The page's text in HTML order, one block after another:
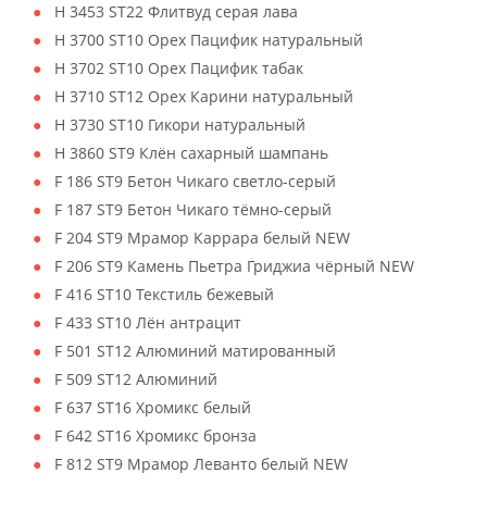
H 3453 ST22 Флитвуд серая лава
H 3700 ST10 Орех Пацифик натуральный
H 3702 ST10 Орех Пацифик табак
H 3710 ST12 Орех Карини натуральный
H 3730 ST10 Гикори натуральный
H 3860 ST9 Клён сахарный шампань
F 186 ST9 Бетон Чикаго светло-серый
F 187 ST9 Бетон Чикаго тёмно-серый
F 204 ST9 Мрамор Каррара белый NEW
F 206 ST9 Камень Пьетра Гриджиа чёрный NEW
F 416 ST10 Текстиль бежевый
F 433 ST10 Лён антрацит
F 501 ST12 Алюминий матированный
F 509 ST12 Алюминий
F 637 ST16 Хромикс белый
F 642 ST16 Хромикс бронза
F 812 ST9 Мрамор Леванто белый NEW